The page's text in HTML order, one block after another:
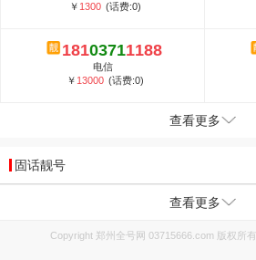
￥ 1300 (话费:0)
18103711188
电信
￥ 13000 (话费:0)
查看更多
固话靓号
查看更多
Copyright 郑州全号网 03715666.com 版权所有